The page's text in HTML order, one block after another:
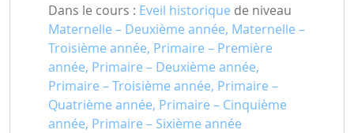
Dans le cours : Eveil historique de niveau
Maternelle – Deuxième année, Maternelle –
Troisième année, Primaire – Première
année, Primaire – Deuxième année,
Primaire – Troisième année, Primaire –
Quatrième année, Primaire – Cinquième
année, Primaire – Sixième année